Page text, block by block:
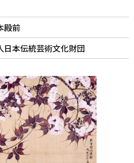
殿前
日本伝統芸術文化財団